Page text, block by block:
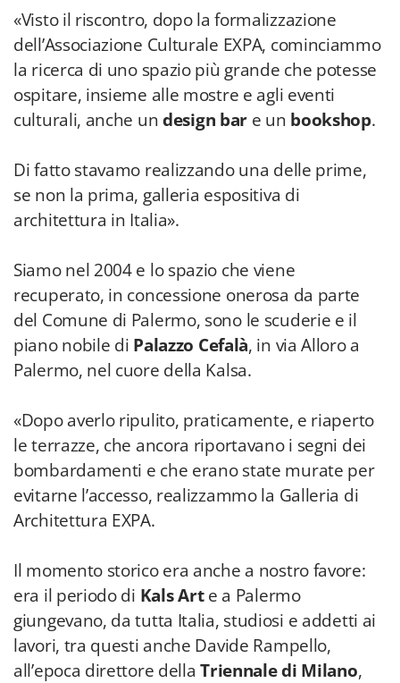
«Visto il riscontro, dopo la formalizzazione
dell’Associazione Culturale EXPA, cominciammo
la ricerca di uno spazio più grande che potesse
ospitare, insieme alle mostre e agli eventi
culturali, anche undesign bar e un bookshop.
Di fatto stavamo realizzando una delle prime,
se non la prima, galleria espositiva di
architettura in Italia».
Siamo nel 2004 e lo spazio che viene
recuperato, in concessione onerosa da parte
del Comune di Palermo, sono le scuderie e il
piano nobile di Palazzo Cefalà, in via Alloro a
Palermo, nel cuore della Kalsa.
«Dopo averlo ripulito, praticamente, e riaperto
le terrazze, che ancora riportavano i segni dei
bombardamenti e che erano state murate per
evitarne l’accesso, realizzammo la Galleria di
Architettura EXPA.
Il momento storico era anche a nostro favore:
era il periodo di Kals Arte a Palermo
giungevano, da tutta Italia, studiosi e addetti ai
lavori, tra questi anche Davide Rampello,
all’epoca direttore dellaTriennale di Milano,